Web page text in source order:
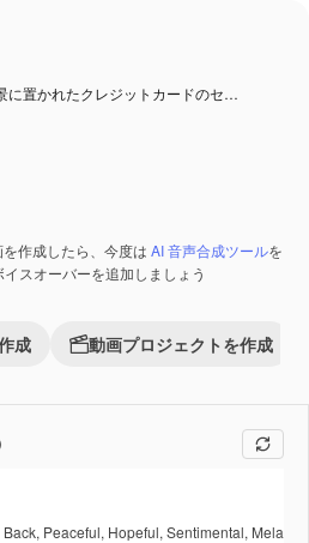
に置かれたクレジットカードのセ…
作成したら、今度は AI 音声合成ツールを
スオーバーを追加しましょう
成 動画プロジェクトを作成
Back, Peaceful, Hopeful, Sentimental,